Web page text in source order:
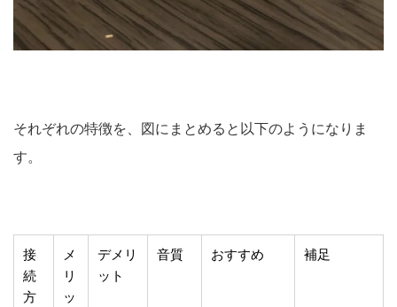
それぞれの特徴を、図にまとめると以下のようになりま
す。
接
続
方
メ
リ
ッ
デメリ
ット
音質 おすすめ 補足